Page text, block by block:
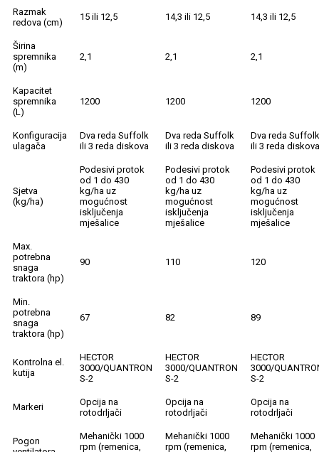
Razmak
redova (cm)
15 ili 12,5 14,3 ili 12,5 14,3 ili 12,5
Širina
spremnika
(m)
2,1 2,1 2,1
Kapacitet
spremnika
(L)
1200 1200 1200
Konfiguracija
ulagača
Dva reda Suffolk
ili 3 reda diskova
Dva reda Suffolk
ili 3 reda diskova
Dva reda Suffolk
ili 3 reda diskova
Sjetva
(kg/ha)
Podesivi protok
od 1 do 430
kg/ha uz
mogućnost
isključenja
mješalice
Podesivi protok
od 1 do 430
kg/ha uz
mogućnost
isključenja
mješalice
Podesivi protok
od 1 do 430
kg/ha uz
mogućnost
isključenja
mješalice
Max.
potrebna
snaga
traktora (hp)
90 110 120
Min.
potrebna
snaga
traktora (hp)
67 82 89
Kontrolna el.
kutija
HECTOR
3000/QUANTRON
S-2
HECTOR
3000/QUANTRON
S-2
HECTOR
3000/
S-2
Markeri
Opcija na
rotodrljači
Opcija na
rotodrljači
Opcija na
rotodrljači
Pogon
Mehanički 1000
rpm (remenica,
Mehanički 1000
rpm (remenica,
Mehanički 1000
rpm (remenica,